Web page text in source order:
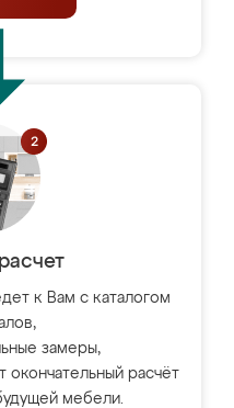
к Вам с каталогом
замеры,
окончательный расчёт
мебели.